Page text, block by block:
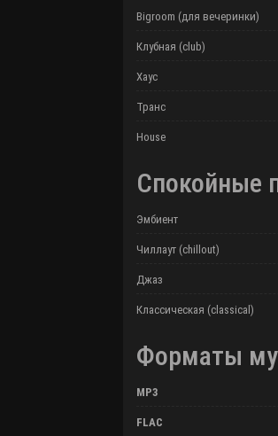
Bigroom (для вечеринки)
Клубная (club)
Хаус
Транс
House
Спокойные
Эмбиент
Чиллаут (chillout)
Джаз
Классическая (classical)
Форматы
MP3
FLAC